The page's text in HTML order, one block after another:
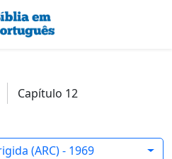
Capítulo 12
(ARC) - 1969